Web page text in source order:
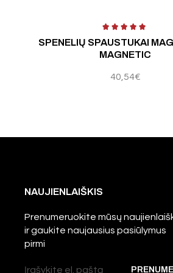
SPENELIŲ SPAUSTUKAI
MAGNETIC
40,54€
NAUJIENLAIŠKIS
Prenumeruokite mūsų
ir gaukite naujausius pasiūlymus
pirmi